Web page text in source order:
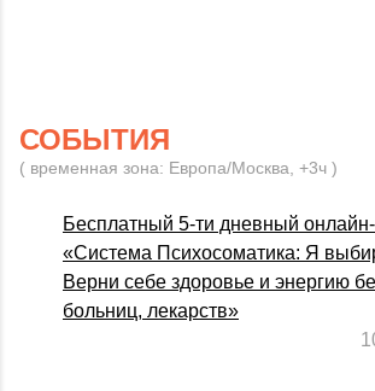
СОБЫТИЯ
( временная зона: Европа/Москва, +3ч )
Бесплатный 5-ти дневный
«Система Психосоматика: Я
Верни себе здоровье и энергию
больниц, лекарств»